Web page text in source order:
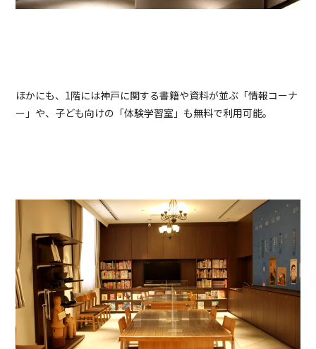
ほかにも、1階には神戸に関する書籍や資料が並ぶ「情報コーナ
ー」や、子ども向けの「体験学習室」も無料で利用可能。